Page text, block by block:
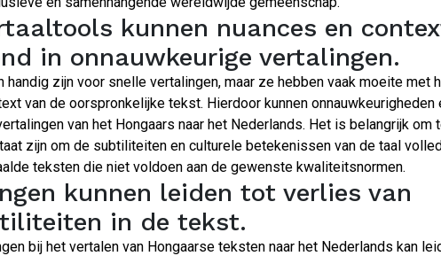
kunnen nuances en
in onnauwkeurige vertalingen.
zijn voor snelle vertalingen, maar ze hebben vaak moeite met
van de oorspronkelijke tekst. Hierdoor kunnen onnauwkeurigheden
van het Hongaars naar het Nederlands. Het is belangrijk om
zijn om de subtiliteiten en culturele betekenissen van de taal
teksten die niet voldoen aan de gewenste kwaliteitsnormen.
kunnen leiden tot verlies van
in de tekst.
bij het vertalen van Hongaarse teksten naar het Nederlands kan